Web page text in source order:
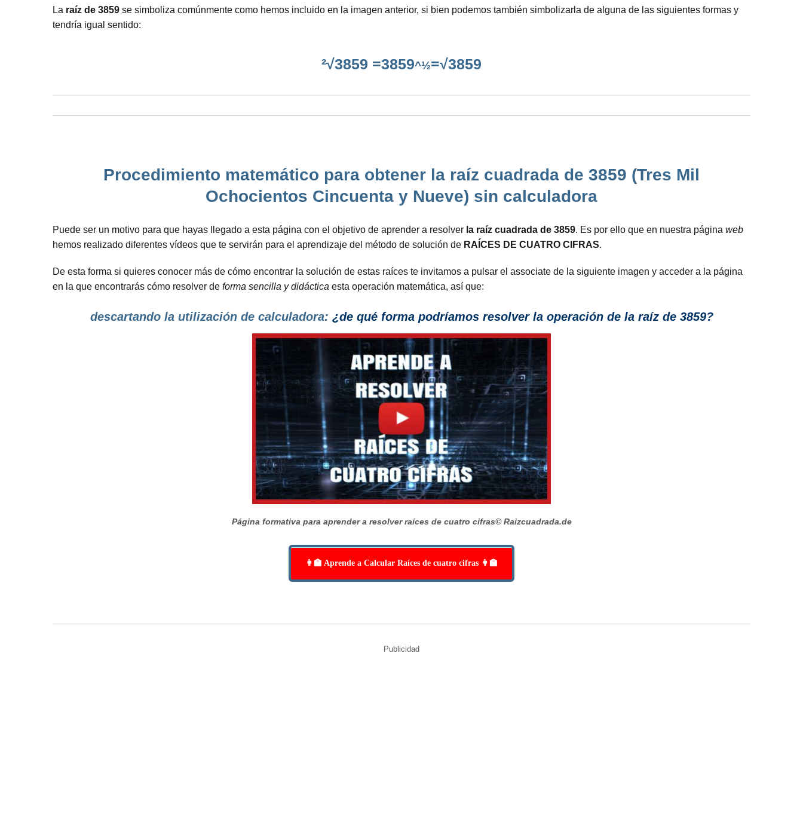
La raíz de 3859 se simboliza comúnmente como hemos incluido en la imagen anterior, si bien podemos también simbolizarla de alguna de las siguientes formas y
tendría igual sentido:
²√3859 =3859^½=√3859
Procedimiento matemático para obtener la raíz cuadrada de 3859 (Tres Mil
Ochocientos Cincuenta y Nueve) sin calculadora
Puede ser un motivo para que hayas llegado a esta página con el objetivo de aprender a resolver la raíz cuadrada de 3859. Es por ello que en nuestra página web
hemos realizado diferentes vídeos que te servirán para el aprendizaje del método de solución de RAÍCES DE CUATRO CIFRAS.
De esta forma si quieres conocer más de cómo encontrar la solución de estas raíces te invitamos a pulsar el associate de la siguiente imagen y acceder a la página
en la que encontrarás cómo resolver de forma sencilla y didáctica esta operación matemática, así que:
descartando la utilización de calculadora: ¿de qué forma podríamos resolver la operación de la raíz de 3859?
Página formativa para aprender a resolver raíces de cuatro cifras© Raizcuadrada.de
👩‍🏫 Aprende a Calcular Raíces de cuatro cifras 👩‍🏫
Publicidad